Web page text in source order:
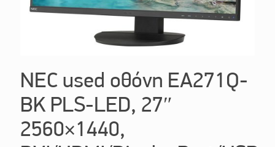
NEC used οθόνη EA271Q-
BK PLS-LED, 27″
2560×1440,